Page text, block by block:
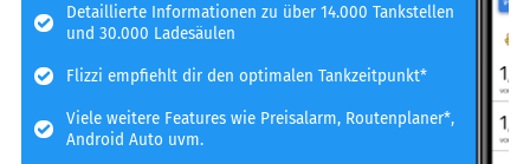
Detaillierte Informationen zu über 14.000 Tankstellen
und 30.000 Ladesäulen
Flizzi empfiehlt dir den optimalen Tankzeitpunkt*
Viele weitere Features wie Preisalarm, Routenplaner*,
Android Auto uvm.